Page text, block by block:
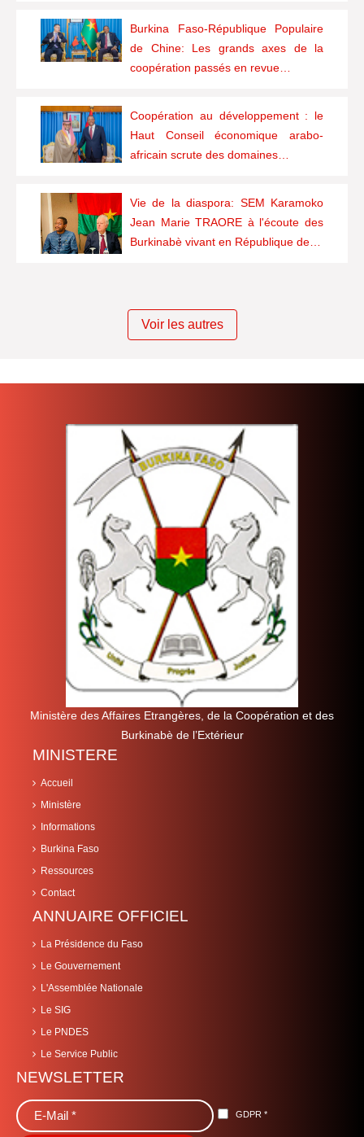
Burkina Faso-République Populaire
de Chine: Les grands axes de la
coopération passés en revue…
Coopération au développement : le
Haut Conseil économique arabo-
africain scrute des domaines…
Vie de la diaspora: SEM Karamoko
Jean Marie TRAORE à l'écoute des
Burkinabè vivant en République de…
Voir les autres
Ministère des Affaires Etrangères, de la Coopération et des
Burkinabè de l’Extérieur
MINISTERE
Accueil
Ministère
Informations
Burkina Faso
Ressources
Contact
ANNUAIRE OFFICIEL
La Présidence du Faso
Le Gouvernement
L'Assemblée Nationale
Le SIG
Le PNDES
Le Service Public
NEWSLETTER
GDPR *